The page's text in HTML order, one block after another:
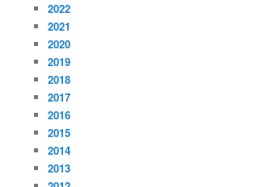
2022
2021
2020
2019
2018
2017
2016
2015
2014
2013